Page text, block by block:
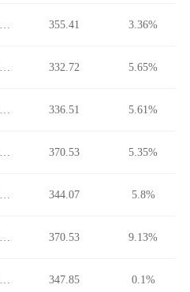
355.41 3.36%
332.72 5.65%
336.51 5.61%
370.53 5.35%
344.07 5.8%
370.53 9.13%
347.85 0.1%